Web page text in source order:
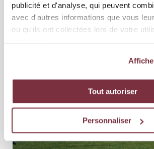
publicité et d'analyse, qui peuvent
avec d'autres informations que vous
ou qu'ils ont collectées lors de votre
Tout autoriser
Personnaliser